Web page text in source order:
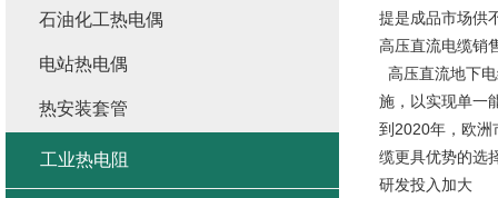
提是成品市场供
高压直流电缆销
高压直流地下
施，以实现单一
到2020年，欧洲
缆更具优势的选
研发投入加大
石油化工热电偶
电站热电偶
热安装套管
工业热电阻